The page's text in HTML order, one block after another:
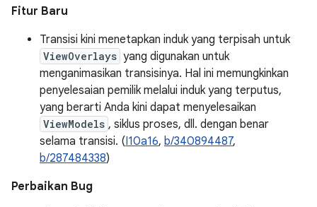
Fitur Baru
Transisi kini menetapkan induk yang terpisah untuk
ViewOverlays yang digunakan untuk
menganimasikan transisinya. Hal ini memungkinkan
penyelesaian pemilik melalui induk yang terputus,
yang berarti Anda kini dapat menyelesaikan
ViewModels , siklus proses, dll. dengan benar
selama transisi. (I10a16, b/340894487,
b/287484338)
Perbaikan Bug